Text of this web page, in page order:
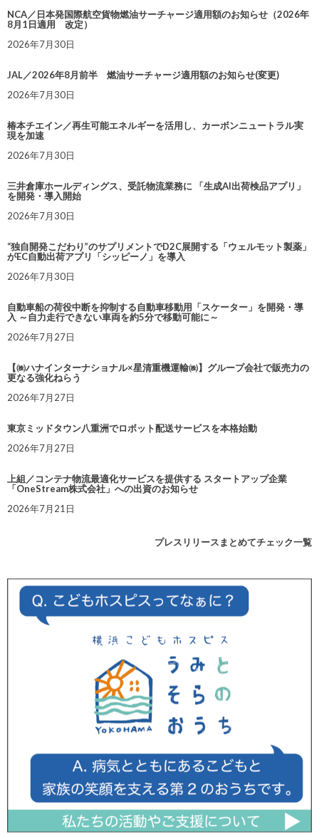
NCA／日本発国際航空貨物燃油サーチャージ適用額のお知らせ（2026年
8月1日適用 改定）
2026年7月30日
JAL／2026年8月前半 燃油サーチャージ適用額のお知らせ(変更)
2026年7月30日
椿本チエイン／再生可能エネルギーを活用し、カーボンニュートラル実
現を加速
2026年7月30日
三井倉庫ホールディングス、受託物流業務に 「生成AI出荷検品アプリ」
を開発・導入開始
2026年7月30日
“独自開発こだわり”のサプリメントでD2C展開する「ウェルモット製薬」
がEC自動出荷アプリ「シッピーノ」を導入
2026年7月30日
自動車船の荷役中断を抑制する自動車移動用「スケーター」を開発・導
入 ～自力走行できない車両を約5分で移動可能に～
2026年7月27日
【㈱ハナインターナショナル×星清重機運輸㈱】グループ会社で販売力の
更なる強化ねらう
2026年7月27日
東京ミッドタウン八重洲でロボット配送サービスを本格始動
2026年7月27日
上組／コンテナ物流最適化サービスを提供する スタートアップ企業
「OneStream株式会社」への出資のお知らせ
2026年7月21日
プレスリリースまとめてチェック一覧